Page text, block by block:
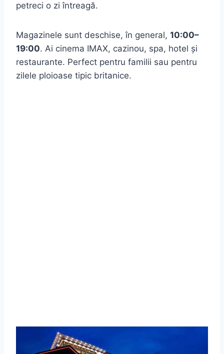
petreci o zi întreagă.
Magazinele sunt deschise, în general, 10:00–
19:00. Ai cinema IMAX, cazinou, spa, hotel și
restaurante. Perfect pentru familii sau pentru
zilele ploioase tipic britanice.